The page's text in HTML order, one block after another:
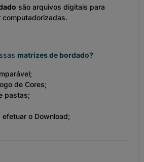
são arquivos digitais para
computadorizadas.
matrizes de bordado?
de Cores;
pastas;
efetuar o Download;